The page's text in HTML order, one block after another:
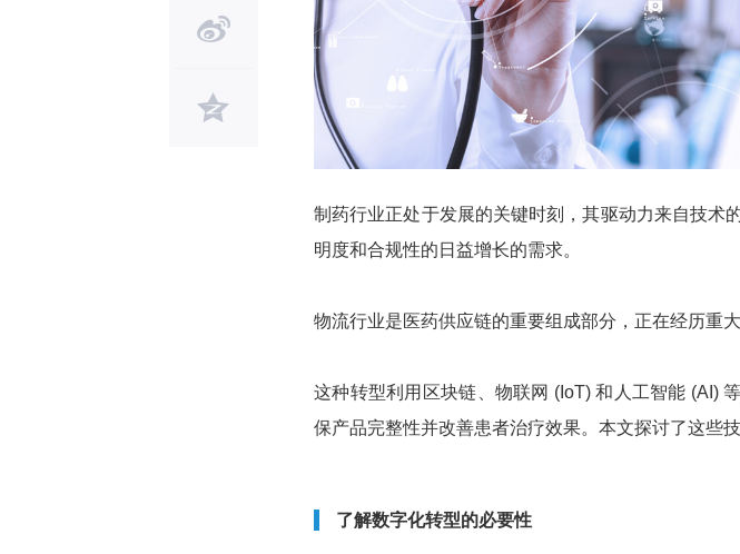
制药行业正处于发展的关键时刻，其驱动力来自技术
明度和合规性的日益增长的需求。
物流行业是医药供应链的重要组成部分，正在经历重大
这种转型利用区块链、物联网 (IoT) 和人工智能 (AI)
保产品完整性并改善患者治疗效果。本文探讨了这些
了解数字化转型的必要性
案例专题